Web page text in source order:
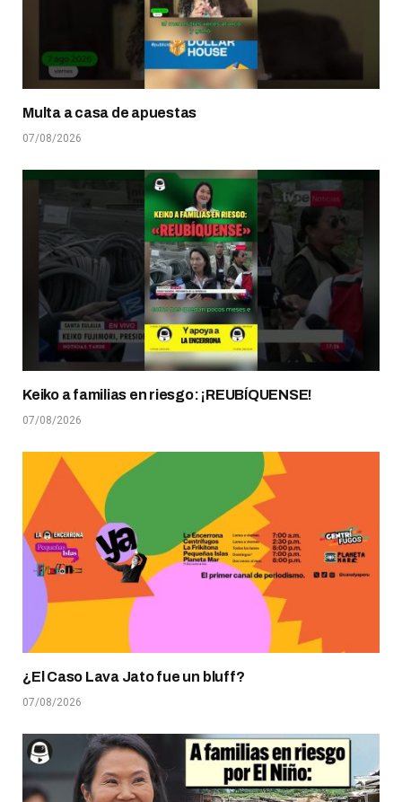
Multa a casa de apuestas
07/08/2026
Keiko a familias en riesgo: ¡REUBÍQUENSE!
07/08/2026
¿El Caso Lava Jato fue un bluff?
07/08/2026